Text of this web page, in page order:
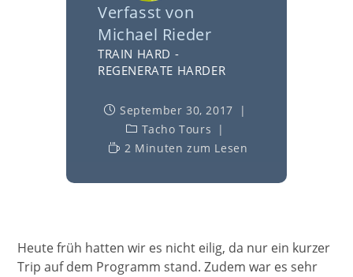
Verfasst von
Michael Rieder
TRAIN HARD -
REGENERATE HARDER
September 30, 2017
Tacho Tours
2 Minuten zum Lesen
Heute früh hatten wir es nicht eilig, da nur ein kurzer
Trip auf dem Programm stand. Zudem war es sehr